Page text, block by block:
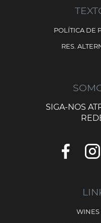
POLÍTICA DE
RES.
SIGA-NOS
WINES